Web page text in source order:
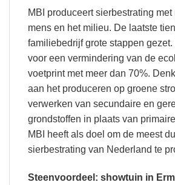
MBI produceert sierbestrating
mens en het milieu. De laatste
familiebedrijf grote stappen gezet.
voor een vermindering van de
voetprint met meer dan 70%.
aan het produceren op groene
verwerken van secundaire en
grondstoffen in plaats van
MBI heeft als doel om de meest
sierbestrating van Nederland te
Steenvoordeel: showtuin in